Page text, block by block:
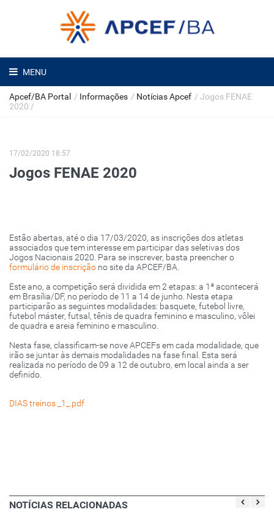
MENU
Apcef/BA Portal / Informações / Notícias Apcef / Jogos FENAE
2020 /
17/02/2020 18:57
Jogos FENAE 2020
Estão abertas, até o dia 17/03/2020, as inscrições dos atletas
associados que tem interesse em participar das seletivas dos
Jogos Nacionais 2020. Para se inscrever, basta preencher o
formulário de inscrição no site da APCEF/BA.
Este ano, a competição será dividida em 2 etapas: a 1ª acontecerá
em Brasília/DF, no período de 11 a 14 de junho. Nesta etapa
participarão as seguintes modalidades: basquete, futebol livre,
futebol máster, futsal, tênis de quadra feminino e masculino, vôlei
de quadra e areia feminino e masculino.
Nesta fase, classificam-se nove APCEFs em cada modalidade, que
irão se juntar às demais modalidades na fase final. Esta será
realizada no período de 09 a 12 de outubro, em local ainda a ser
definido.
DIAS treinos _1_.pdf
NOTÍCIAS RELACIONADAS